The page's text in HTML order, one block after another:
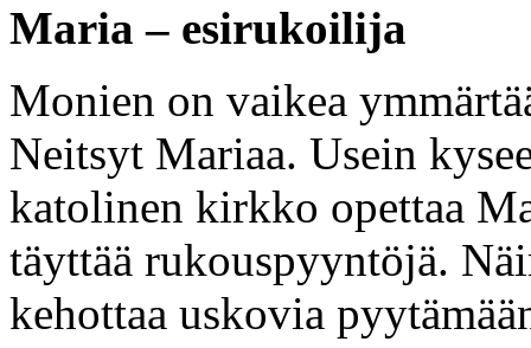
Maria – esirukoilija
Monien on vaikea
Neitsyt Mariaa. Usein
katolinen kirkko opettaa
täyttää rukouspyyntöjä.
kehottaa uskovia